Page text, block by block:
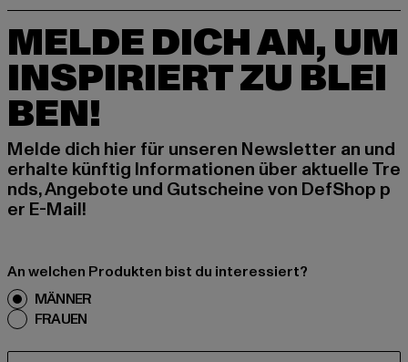
MELDE DICH AN, UM
INSPIRIERT ZU BLEI
BEN!
Melde dich hier für unseren Newsletter an und
erhalte künftig Informationen über aktuelle Tre
nds, Angebote und Gutscheine von DefShop p
er E-Mail!
An welchen Produkten bist du interessiert?
MÄNNER
FRAUEN